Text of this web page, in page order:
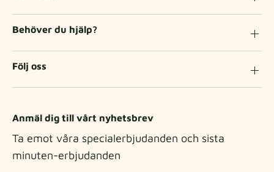
Anmäl dig till vårt nyhetsbrev
Ta emot våra specialerbjudanden och sista
minuten-erbjudanden
Behöver du hjälp?
Följ oss